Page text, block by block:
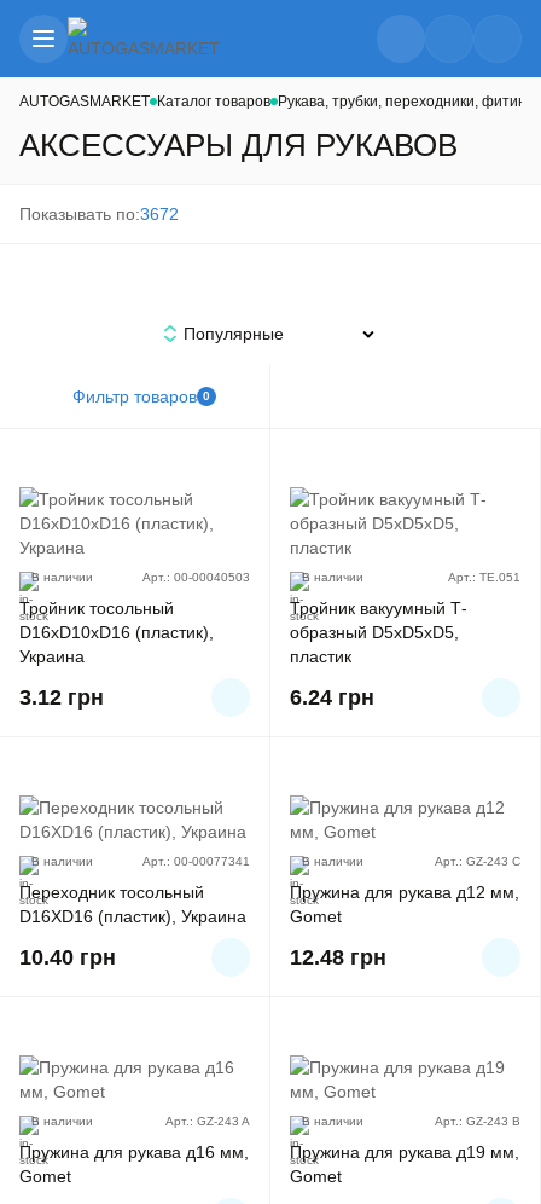
AUTOGASMARKET Каталог товаров Рукава, трубки, переходники, фитинги
АКСЕССУАРЫ ДЛЯ РУКАВОВ
Фильтр товаров 0
Показывать по:3672
Популярные
В наличии Арт.: 00-00040503
Тройник тосольный
D16xD10xD16 (пластик),
Украина
3.12 грн
В наличии Арт.: TE.051
Тройник вакуумный Т-
образный D5xD5xD5,
пластик
6.24 грн
В наличии Арт.: 00-00077341
Переходник тосольный
D16XD16 (пластик), Украина
10.40 грн
В наличии Арт.: GZ-243 C
Пружина для рукава д12 мм,
Gomet
12.48 грн
В наличии Арт.: GZ-243 A
Пружина для рукава д16 мм,
Gomet
В наличии Арт.: GZ-243 B
Пружина для рукава д19 мм,
Gomet